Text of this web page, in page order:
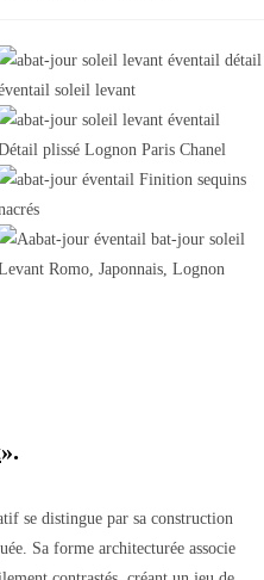
».
se distingue par sa construction
Sa forme architecturée associe